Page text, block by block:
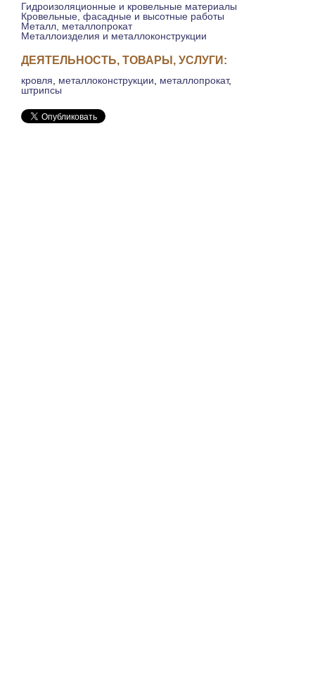
Гидроизоляционные и кровельные материалы
Кровельные, фасадные и высотные работы
Металл, металлопрокат
Металлоизделия и металлоконструкции
ДЕЯТЕЛЬНОСТЬ, ТОВАРЫ, УСЛУГИ:
кровля металлоконструкции металлопрокат,
штрипсы